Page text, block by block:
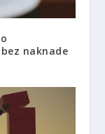
naknade